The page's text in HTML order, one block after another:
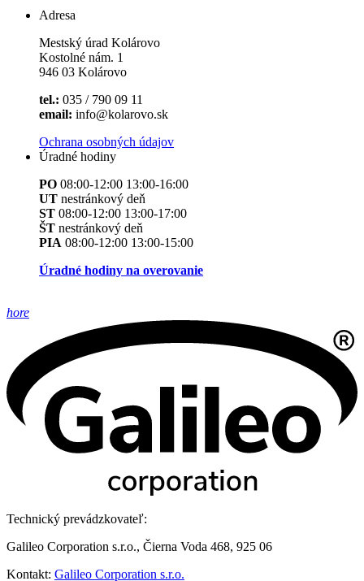
Adresa
Mestský úrad Kolárovo
Kostolné nám. 1
946 03 Kolárovo
tel.: 035 / 790 09 11
email: info@kolarovo.sk
Ochrana osobných údajov
Úradné hodiny
PO 08:00-12:00 13:00-16:00
UT nestránkový deň
ST 08:00-12:00 13:00-17:00
ŠT nestránkový deň
PIA 08:00-12:00 13:00-15:00
Úradné hodiny na overovanie
hore
Technický prevádzkovateľ:
Galileo Corporation s.r.o., Čierna Voda 468, 925 06
Kontakt: Galileo Corporation s.r.o.